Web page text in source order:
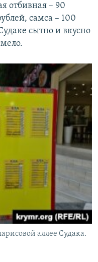
отбивная – 90
самса – 100
сытно и вкусно
аллее Судака.